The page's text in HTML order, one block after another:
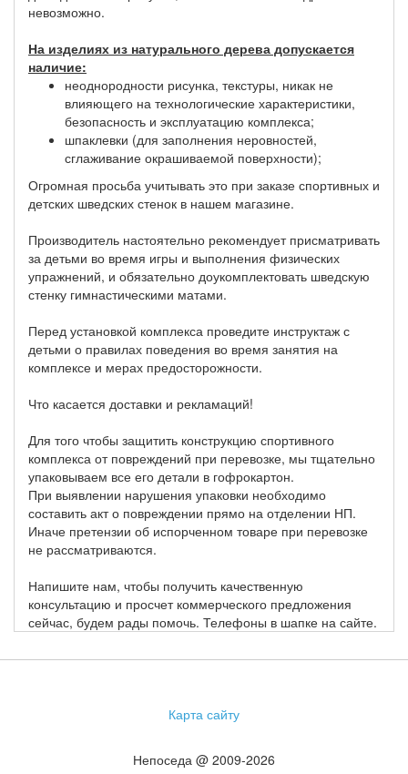
невозможно.
На изделиях из натурального дерева допускается
наличие:
неоднородности рисунка, текстуры, никак не
влияющего на технологические характеристики,
безопасность и эксплуатацию комплекса;
шпаклевки (для заполнения неровностей,
сглаживание окрашиваемой поверхности);
Огромная просьба учитывать это при заказе спортивных и
детских шведских стенок в нашем магазине.
Производитель настоятельно рекомендует присматривать
за детьми во время игры и выполнения физических
упражнений, и обязательно доукомплектовать шведскую
стенку гимнастическими матами.
Перед установкой комплекса проведите инструктаж с
детьми о правилах поведения во время занятия на
комплексе и мерах предосторожности.
Что касается доставки и рекламаций!
Для того чтобы защитить конструкцию спортивного
комплекса от повреждений при перевозке, мы тщательно
упаковываем все его детали в гофрокартон.
При выявлении нарушения упаковки необходимо
составить акт о повреждении прямо на отделении НП.
Иначе претензии об испорченном товаре при перевозке
не рассматриваются.
Напишите нам, чтобы получить качественную
консультацию и просчет коммерческого предложения
сейчас, будем рады помочь. Телефоны в шапке на сайте.
Карта сайту
Непоседа @ 2009-2026